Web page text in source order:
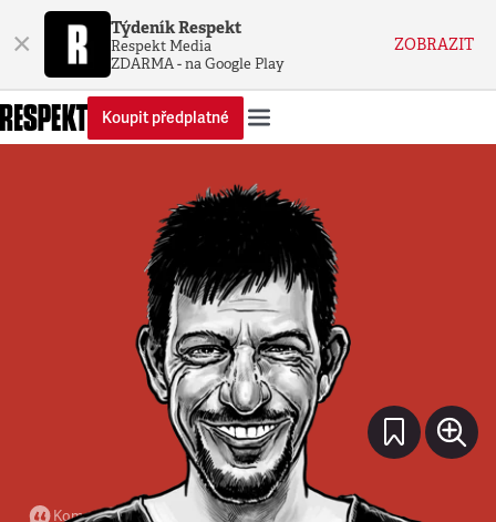
× Týdeník Respekt
Respekt Media
ZDARMA - na Google Play
ZOBRAZIT
Koupit předplatné
Komentář•23. 11. 2014 minuty